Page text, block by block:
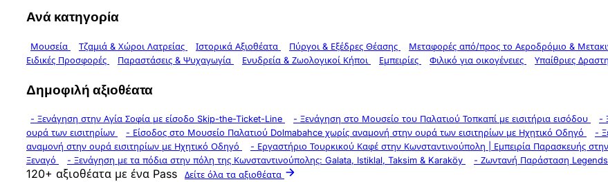
Ανά κατηγορία
Μουσεία Τζαμιά & Χώροι Λατρείας Ιστορικά Αξιοθέατα Πύργοι & Εξέδρες Θέασης Μεταφορές από/προς το Αεροδρόμιο &
Ειδικές Προσφορές
Παραστάσεις & Ψυχαγωγία Ενυδρεία & Ζωολογικοί Κήποι Εμπειρίες Φιλικό για οικογένειες Υπαίθριες
Δημοφιλή αξιοθέατα
- Ξενάγηση στην Αγία Σοφία με είσοδο Skip-the-Ticket-Line - Ξενάγηση στο Μουσείο του Παλατιού Τοπκαπί με εισιτήρια εισόδου -
ουρά των εισιτηρίων
- Είσοδος στο Μουσείο Παλατιού Dolmabahce χωρίς αναμονή στην ουρά των εισιτηρίων με Ηχητικό Οδηγό -
αναμονή στην ουρά εισιτηρίων με Ηχητικό Οδηγό
- Εργαστήριο Τουρκικού Καφέ στην Κωνσταντινούπολη | Εμπειρία Παρασκευής
Ξεναγό
- Ξενάγηση με τα πόδια στην πόλη της Κωνσταντινούπολης: Galata, Istiklal, Taksim & Karaköy - Ζωντανή Παράσταση
120+ αξιοθέατα με ένα Pass
Δείτε όλα τα αξιοθέατα